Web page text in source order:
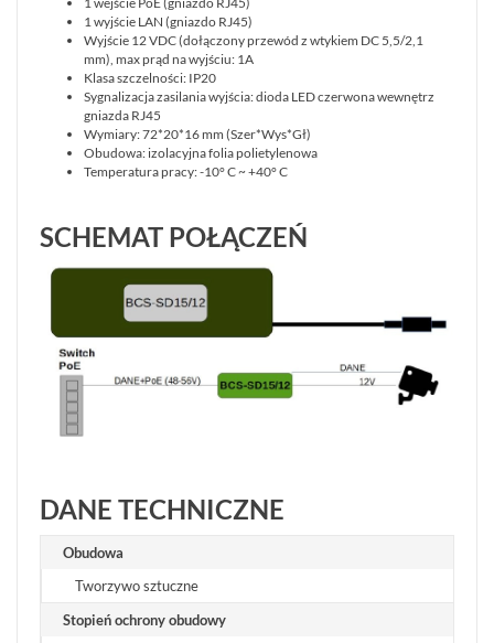
1 wyjście LAN (gniazdo RJ45)
Wyjście 12 VDC (dołączony przewód z wtykiem DC 5,5/2,1
mm), max prąd na wyjściu: 1A
Klasa szczelności: IP20
Sygnalizacja zasilania wyjścia: dioda LED czerwona wewnętrz
gniazda RJ45
Wymiary: 72*20*16 mm (Szer*Wys*Gł)
Obudowa: izolacyjna folia polietylenowa
Temperatura pracy: -10° C ~ +40° C
SCHEMAT POŁĄCZEŃ
DANE TECHNICZNE
Obudowa
Tworzywo sztuczne
Stopień ochrony obudowy